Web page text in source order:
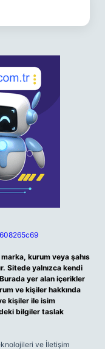
kurum veya şahıs
Sitede yalnızca kendi
Burada yer alan içerikler
ve kişiler hakkında
kişiler ile isim
bilgiler taslak
ve İletişim